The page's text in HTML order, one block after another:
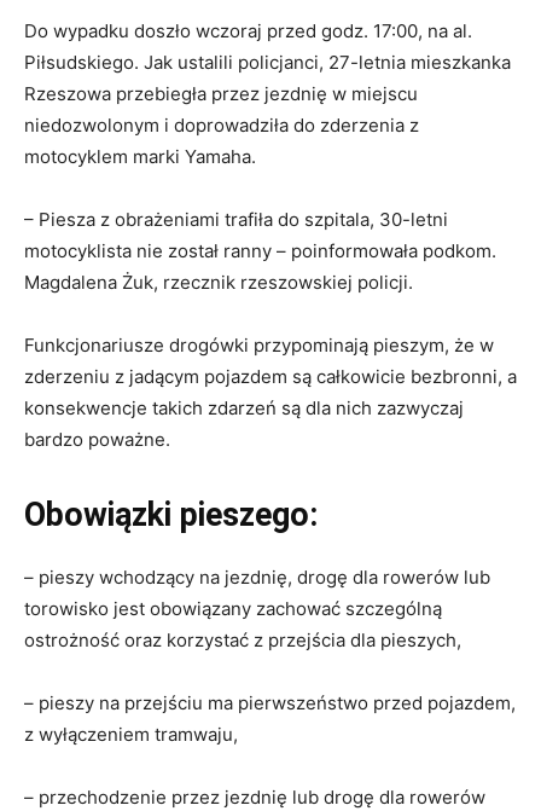
Do wypadku doszło wczoraj przed godz. 17:00, na al.
Piłsudskiego. Jak ustalili policjanci, 27-letnia mieszkanka
Rzeszowa przebiegła przez jezdnię w miejscu
niedozwolonym i doprowadziła do zderzenia z
motocyklem marki Yamaha.
– Piesza z obrażeniami trafiła do szpitala, 30-letni
motocyklista nie został ranny – poinformowała podkom.
Magdalena Żuk, rzecznik rzeszowskiej policji.
Funkcjonariusze drogówki przypominają pieszym, że w
zderzeniu z jadącym pojazdem są całkowicie bezbronni, a
konsekwencje takich zdarzeń są dla nich zazwyczaj
bardzo poważne.
Obowiązki pieszego:
– pieszy wchodzący na jezdnię, drogę dla rowerów lub
torowisko jest obowiązany zachować szczególną
ostrożność oraz korzystać z przejścia dla pieszych,
– pieszy na przejściu ma pierwszeństwo przed pojazdem,
z wyłączeniem tramwaju,
– przechodzenie przez jezdnię lub drogę dla rowerów